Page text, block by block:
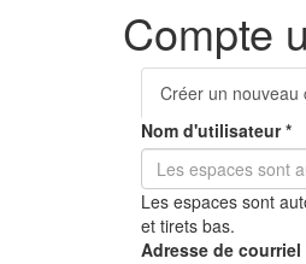
Compte
Onglets
principaux
Créer un nouveau
Nom d'utilisateur*
Les espaces sont
et tirets bas.
Adresse de courriel